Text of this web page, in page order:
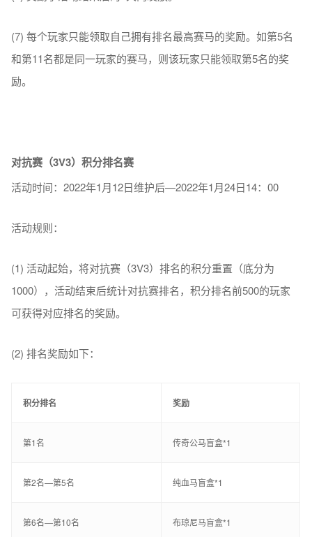
(7) 每个玩家只能领取自己拥有排名最高赛马的奖励。如第5名
和第11名都是同一玩家的赛马，则该玩家只能领取第5名的奖
励。
对抗赛（3V3）积分排名赛
活动时间：2022年1月12日维护后—2022年1月24日14：00
活动规则：
(1) 活动起始，将对抗赛（3V3）排名的积分重置（底分为
1000），活动结束后统计对抗赛排名，积分排名前500的玩家
可获得对应排名的奖励。
(2) 排名奖励如下：
积分排名 奖励
第1名 传奇公马盲盒*1
第2名—第5名 纯血马盲盒*1
第6名—第10名 布琼尼马盲盒*1